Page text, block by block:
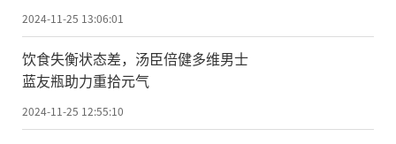
2024-11-25 13:06:01
饮食失衡状态差，汤臣倍健多维男士
蓝友瓶助力重拾元气
2024-11-25 12:55:10